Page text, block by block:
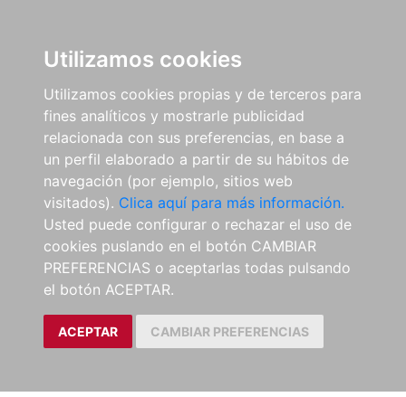
Utilizamos cookies
Utilizamos cookies propias y de terceros para
fines analíticos y mostrarle publicidad
relacionada con sus preferencias, en base a
un perfil elaborado a partir de su hábitos de
navegación (por ejemplo, sitios web
visitados). Clica aquí para más información.
Usted puede configurar o rechazar el uso de
cookies puslando en el botón CAMBIAR
PREFERENCIAS o aceptarlas todas pulsando
el botón ACEPTAR.
ACEPTAR CAMBIAR PREFERENCIAS